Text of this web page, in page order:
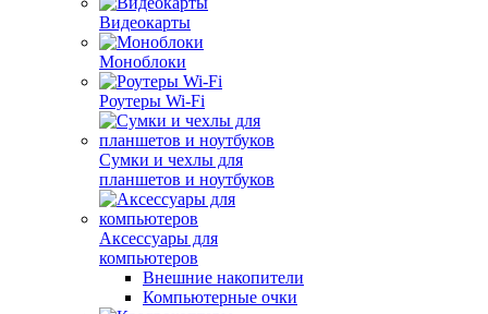
Видеокарты
Моноблоки
Роутеры Wi-Fi
Сумки и чехлы для
планшетов и ноутбуков
Аксессуары для
компьютеров
Внешние накопители
Компьютерные очки